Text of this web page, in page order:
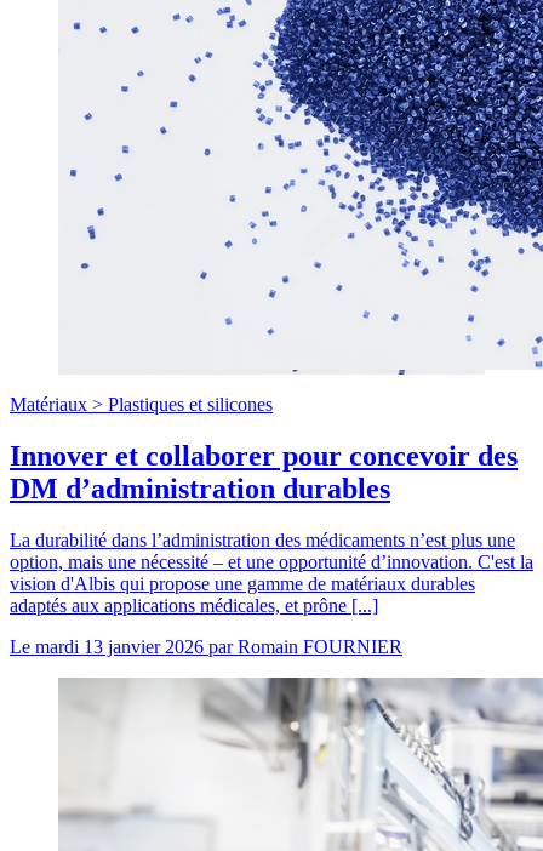
Matériaux > Plastiques et silicones
Innover et collaborer pour concevoir des
DM d’administration durables
La durabilité dans l’administration des médicaments n’est plus une
option, mais une nécessité – et une opportunité d’innovation. C'est la
vision d'Albis qui propose une gamme de matériaux durables
adaptés aux applications médicales, et prône [...]
Le mardi 13 janvier 2026 parRomain FOURNIER